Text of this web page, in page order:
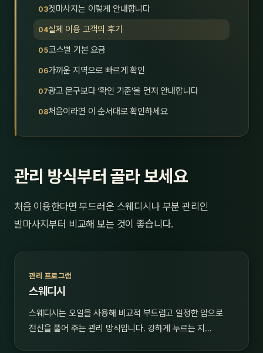
겟마사지는 이렇게 안내합니다
실제 이용 고객의 후기
코스별 기본 요금
가까운 지역으로 빠르게 확인
광고 문구보다 ‘확인 기준’을 먼저 안내합니다
처음이라면 이 순서대로 확인하세요
관리 방식부터 골라 보세요
처음 이용한다면 부드러운 스웨디시나 부분 관리인
발마사지부터 비교해 보는 것이 좋습니다.
관리 프로그램
스웨디시
스웨디시는 오일을 사용해 비교적 부드럽고 일정한 압으로
전신을 풀어 주는 관리 방식입니다. 강하게 누르는 지…